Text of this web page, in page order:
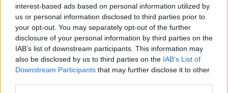
interest-based ads based on personal information utilized by
us or personal information disclosed to third parties prior to
your opt-out. You may separately opt-out of the further
disclosure of your personal information by third parties on the
IAB’s list of downstream participants. This information may
also be disclosed by us to third parties on the IAB’s List of
Downstream Participants that may further disclose it to other
Mert az eddig sem volt különösebben kétséges, hogy
hatumaköszöni szépen jól van, él, disznót vág,
pálinkázik az árnyas tölgy alatt, focizik a haverokkal,
amikor mindig egy jó nagyot bele lehet rúgni az
ellenfél mezét viselő haragosba, rendőrbe, de meccs
után nagyot köszön akkor is, ha a falu őre civilben